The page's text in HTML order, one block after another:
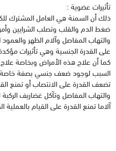
تأثيرات عضوية :
ذلك أن السمنة هي العامل المشترك
ضغط الدم والقلب وتصلب الشرايين
والتهاب المفاصل وآلام الظهر
على القدرة الجنسية وهي تأثيرات
كما أن علاج هذه الأمراض وبخاصة
السبب لوجود ضعف جنسي بصفة خاصة
تضعف القدرة على الانتصاب أو تمنع
والتهاب المفاصل وتآكل غضاريف
آلاما تمنع القدرة على القيام بالعملية